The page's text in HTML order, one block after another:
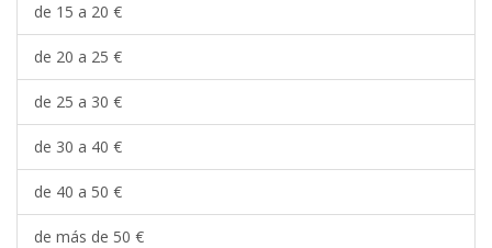
de 15 a 20 €
de 20 a 25 €
de 25 a 30 €
de 30 a 40 €
de 40 a 50 €
de más de 50 €